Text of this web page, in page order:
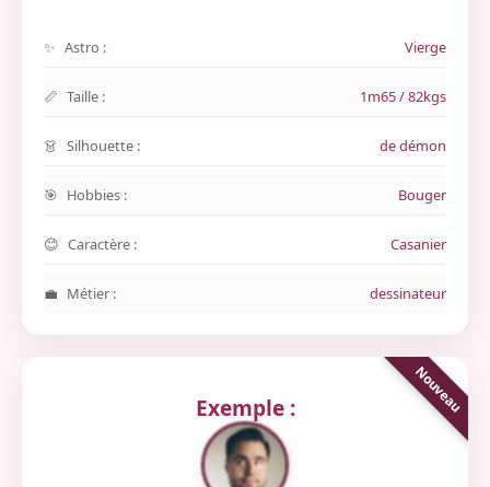
Astro : Vierge
Taille : 1m65 / 82kgs
Silhouette : de démon
Hobbies : Bouger
Caractère : Casanier
Métier : dessinateur
Exemple :